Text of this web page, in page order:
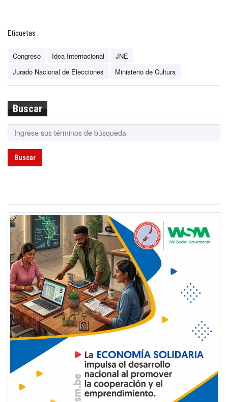
Etiquetas :
Congreso Idea Internacional
JNE
Jurado Nacional de Elecciones
Ministerio de Cultura
Buscar
Buscar